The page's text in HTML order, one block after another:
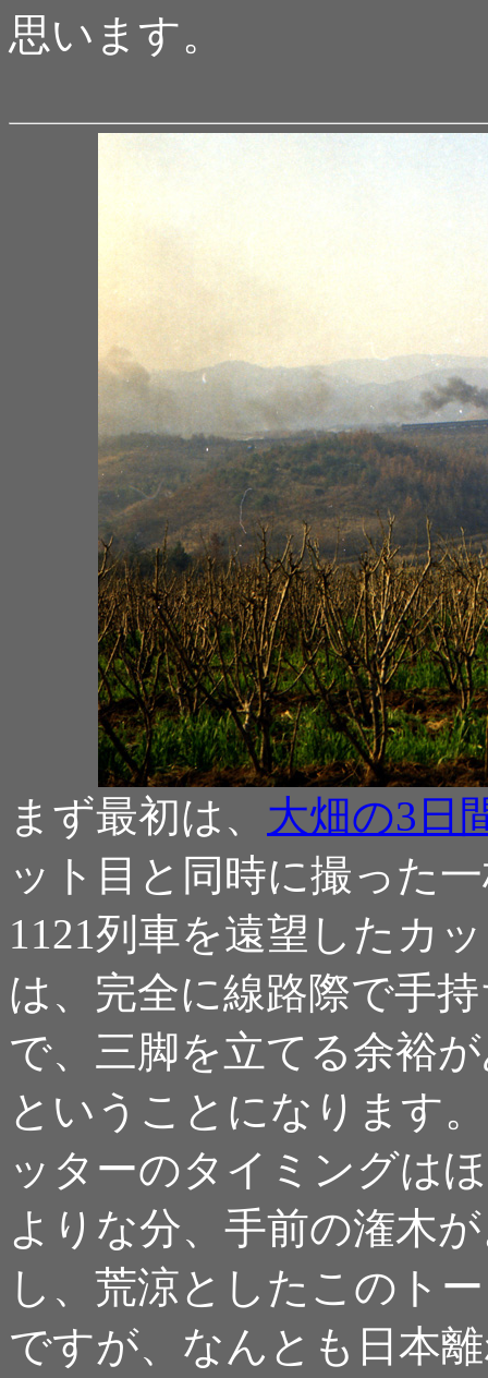
思います。
まず最初は、 大畑の3日
ット目と同時に撮った
1121列車を遠望したカ
は、完全に線路際で手
で、三脚を立てる余裕
ということになります
ッターのタイミングは
よりな分、手前の潅木
し、荒涼としたこのト
ですが、なんとも日本